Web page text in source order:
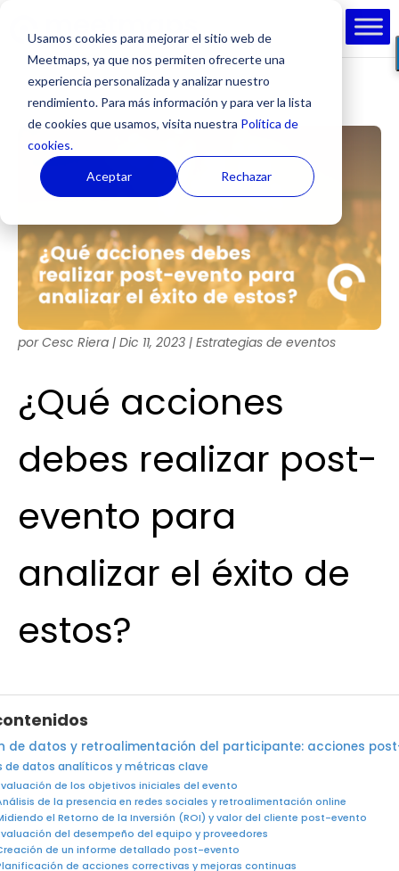
Usamos cookies para mejorar el sitio web de
Meetmaps, ya que nos permiten ofrecerte una
experiencia personalizada y analizar nuestro
rendimiento. Para más información y para ver la lista
de cookies que usamos, visita nuestra Política de
cookies.
Aceptar Rechazar
¿Qué acciones
debes realizar post-
evento para
analizar el éxito de
estos?
porCesc Riera | Dic 11, 2023 | Estrategias de eventos
de datos y retroalimentación del participante: acciones
de datos analíticos y métricas clave
de los objetivos iniciales del evento
de la presencia en redes sociales y retroalimentación online
el Retorno de la Inversión (ROI) y valor del cliente post-evento
del desempeño del equipo y proveedores
de un informe detallado post-evento
de acciones correctivas y mejoras continuas